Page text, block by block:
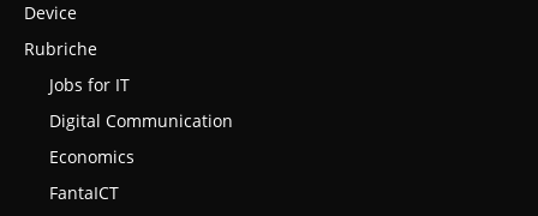
Device
Rubriche
Jobs for IT
Digital Communication
Economics
FantaICT